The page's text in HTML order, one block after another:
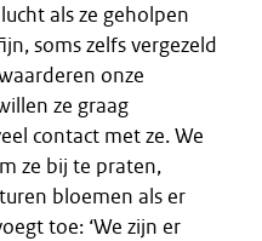
als ze geholpen
soms zelfs vergezeld
onze
ze graag
contact met ze. We
ze bij te praten,
bloemen als er
toe: ‘We zijn er